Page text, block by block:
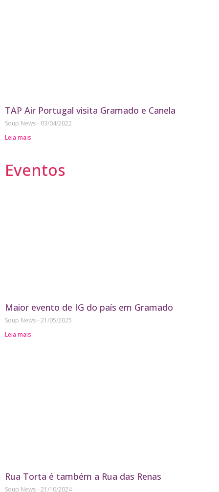
TAP Air Portugal visita Gramado e Canela
Soup News
03/04/2022
Leia mais
Eventos
Maior evento de IG do país em Gramado
Soup News 21/05/2025
Leia mais
Rua Torta é também a Rua das Renas
Soup News 21/10/2024